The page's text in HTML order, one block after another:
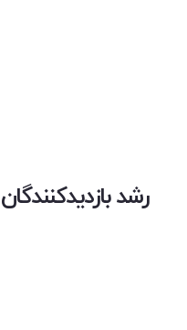
رشد بازدیدکنندگان